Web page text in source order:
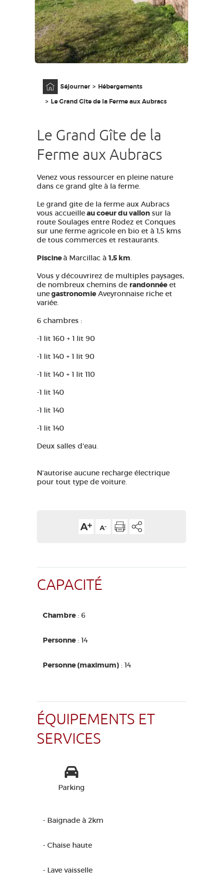
MA SÉLECTION
FR
Séjourner
Hébergements
Le Grand Gîte de la Ferme aux Aubracs
Le Grand Gîte de la
Ferme aux Aubracs
Venez vous ressourcer en pleine nature
dans ce grand gîte à la ferme.
Le grand gite de la ferme aux Aubracs
vous accueilleau coeur du vallon sur la
route Soulages entre Rodez et Conques
sur une ferme agricole en bio et à 1,5 kms
de tous commerces et restaurants.
Piscineà Marcillac à 1,5 km.
Vous y découvrirez de multiples paysages,
de nombreux chemins de randonnée et
unegastronomie Aveyronnaise riche et
variée.
6 chambres :
-1 lit 160 + 1 lit 90
-1 lit 140 + 1 lit 90
-1 lit 140 + 1 lit 110
-1 lit 140
-1 lit 140
-1 lit 140
Deux salles d'eau.
N'autorise aucune recharge électrique
pour tout type de voiture.
CAPACITÉ
Chambre : 6
Personne : 14
Personne (maximum) : 14
ÉQUIPEMENTS ET
SERVICES
Parking
- Baignade à 2km
- Chaise haute
- Lave vaisselle